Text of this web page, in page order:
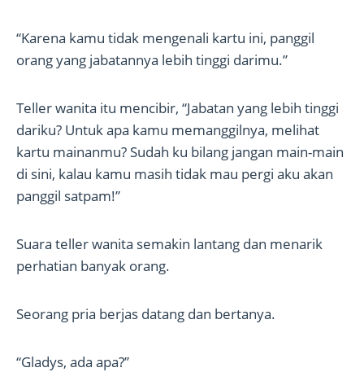
“Karena kamu tidak mengenali kartu ini, panggil
orang yang jabatannya lebih tinggi darimu.”
Teller wanita itu mencibir, “Jabatan yang lebih tinggi
dariku? Untuk apa kamu memanggilnya, melihat
kartu mainanmu? Sudah ku bilang jangan main-main
di sini, kalau kamu masih tidak mau pergi aku akan
panggil satpam!”
Suara teller wanita semakin lantang dan menarik
perhatian banyak orang.
Seorang pria berjas datang dan bertanya.
“Gladys, ada apa?”